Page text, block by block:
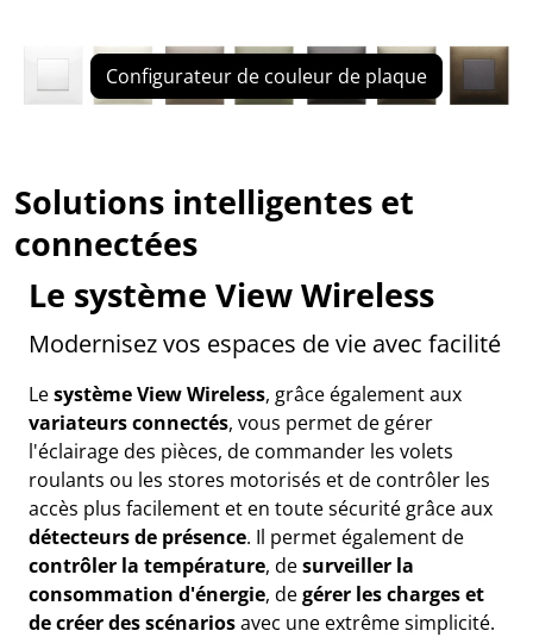
Configurateur de couleur de plaque
Solutions intelligentes et
connectées
Le système View Wireless
Modernisez vos espaces de vie avec facilité
Lesystème View Wireless, grâce également aux
variateurs connectés, vous permet de gérer
l'éclairage des pièces, de commander les volets
roulants ou les stores motorisés et de contrôler les
accès plus facilement et en toute sécurité grâce aux
détecteurs de présence. Il permet également de
contrôler la température, desurveiller la
consommation d'énergie, degérer les charges et
de créer des scénariosavec une extrême simplicité.